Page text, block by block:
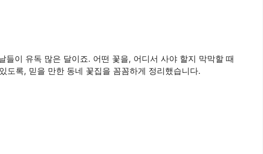
이 유독 많은 달이죠. 어떤 꽃을, 어디서 사야 할지 막막할 때
도록, 믿을 만한 동네 꽃집을 꼼꼼하게 정리했습니다.